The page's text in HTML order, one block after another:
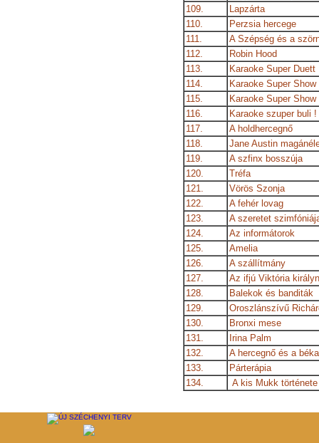
109.
Lapzárta
110.
Perzsia hercege
111.
A Szépség és a
112.
Robin Hood
113.
Karaoke Super Duett
114.
Karaoke Super Show
115.
Karaoke Super Show
116.
Karaoke szuper buli !
117.
A holdhercegnő
118.
Jane Austin
119.
A szfinx bosszúja
120.
Tréfa
121.
Vörös Szonja
122.
A fehér lovag
123.
A szeretet
124.
Az informátorok
125.
Amelia
126.
A szállítmány
127.
Az ifjú Viktória
128.
Balekok és banditák
129.
Oroszlánszívű
130.
Bronxi mese
131.
Irina Palm
132.
A hercegnő és a béka
133.
Párterápia
134.
A kis Mukk története